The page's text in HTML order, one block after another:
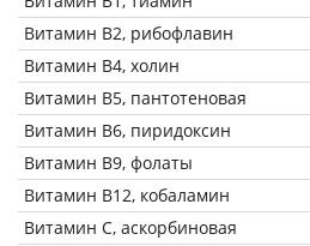
Витамин В2, рибофлавин
Витамин В4, холин
Витамин В5, пантотеновая
Витамин В6, пиридоксин
Витамин В9, фолаты
Витамин В12, кобаламин
Витамин C, аскорбиновая